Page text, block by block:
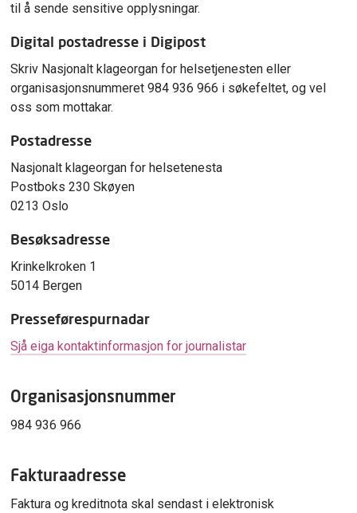
til å sende sensitive opplysningar.
Digital postadresse i Digipost
Skriv Nasjonalt klageorgan for helsetjenesten eller
organisasjonsnummeret 984 936 966 i søkefeltet, og vel
oss som mottakar.
Postadresse
Nasjonalt klageorgan for helsetenesta
Postboks 230 Skøyen
0213 Oslo
Besøksadresse
Krinkelkroken 1
5014 Bergen
Presseførespurnadar
Sjå eiga kontaktinformasjon for journalistar
Organisasjonsnummer
984 936 966
Fakturaadresse
Faktura og kreditnota skal sendast i elektronisk